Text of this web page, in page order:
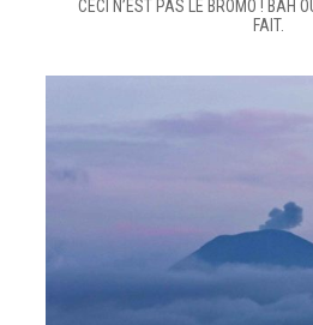
CECI N’EST PAS LE BROMO ! BAH
FAIT.